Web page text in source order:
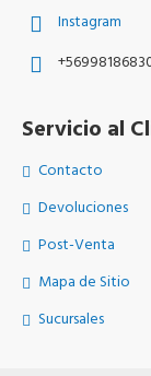
Instagram
Servicio al
Contacto
Devoluciones
Post-Venta
Mapa de Sitio
Sucursales